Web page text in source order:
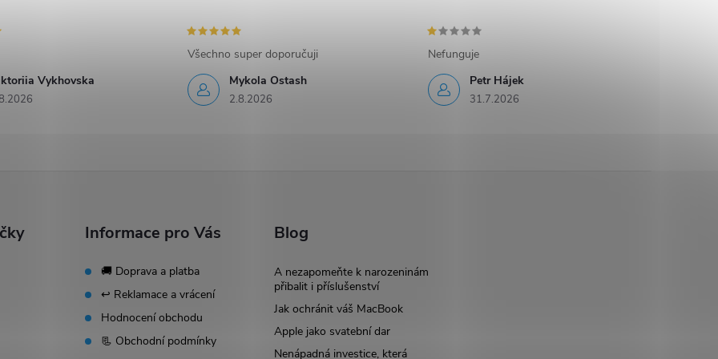
Vykhovska
Mykola Ostash
2.8.2026
Všechno super doporučuji
Petr Hájek
31.7.2026
Nefunguje
Informace pro Vás
🚚 Doprava a platba
↩️ Reklamace a vrácení
Hodnocení obchodu
📃 Obchodní podmínky
Blog
A nezapomeňte k narozeninám
přibalit i příslušenství
Jak ochránit váš MacBook
Apple jako svatební dar
Nenápadná investice, která